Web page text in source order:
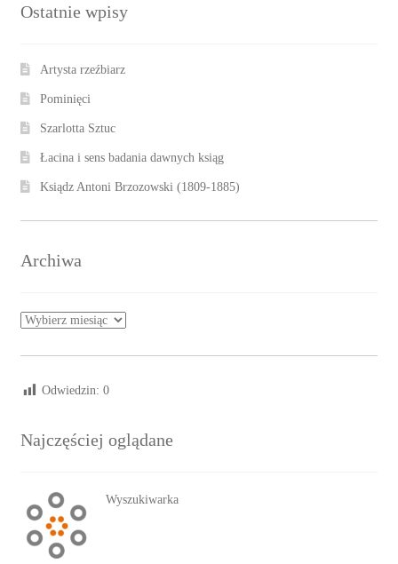
Ostatnie wpisy
Artysta rzeźbiarz
Pominięci
Szarlotta Sztuc
Łacina i sens badania dawnych ksiąg
Ksiądz Antoni Brzozowski (1809-1885)
Archiwa
Archiwa
Odwiedzin: 0
Najczęściej oglądane
Wyszukiwarka